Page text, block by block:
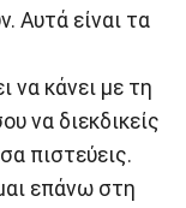
Αυτά είναι τα
να κάνει με τη
να διεκδικείς
πιστεύεις.
επάνω στη